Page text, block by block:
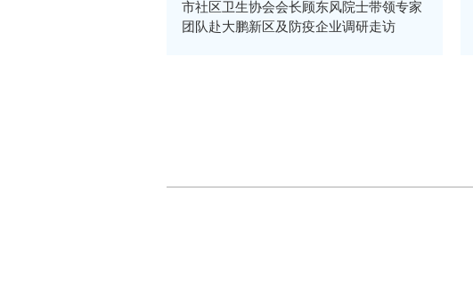
市社区卫生协会会长顾东风院士带领专家
团队赴大鹏新区及防疫企业调研走访